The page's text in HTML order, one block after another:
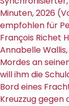
Minuten, 2026
empfohlen für
François Richet
Annabelle
Mordes an
will ihm die
Bord eines
Kreuzzug gegen